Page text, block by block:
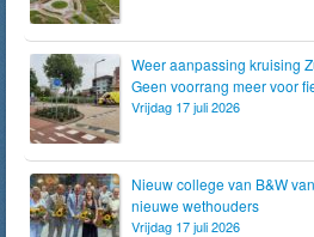
Weer aanpassing kruising
Geen voorrang meer voor
Vrijdag 17 juli 2026
Nieuw college van B&W
nieuwe wethouders
Vrijdag 17 juli 2026